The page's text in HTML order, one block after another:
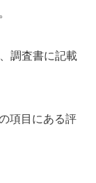
調査書に記載
項目にある評